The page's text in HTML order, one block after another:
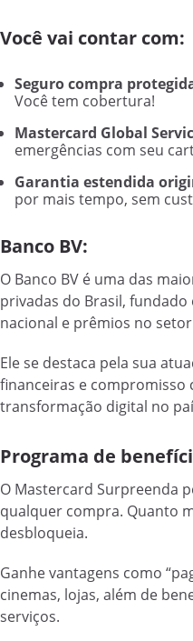
Você vai contar com:
Seguro compra
Você tem cobertura!
Mastercard Global
emergências com seu
Garantia estendida
por mais tempo, sem
Banco BV:
O Banco BV é uma das
privadas do Brasil,
nacional e prêmios no
Ele se destaca pela sua
financeiras e compromisso
transformação digital no
Programa de
O Mastercard Surpreenda
qualquer compra. Quanto
desbloqueia.
Ganhe vantagens como
cinemas, lojas, além de
serviços.